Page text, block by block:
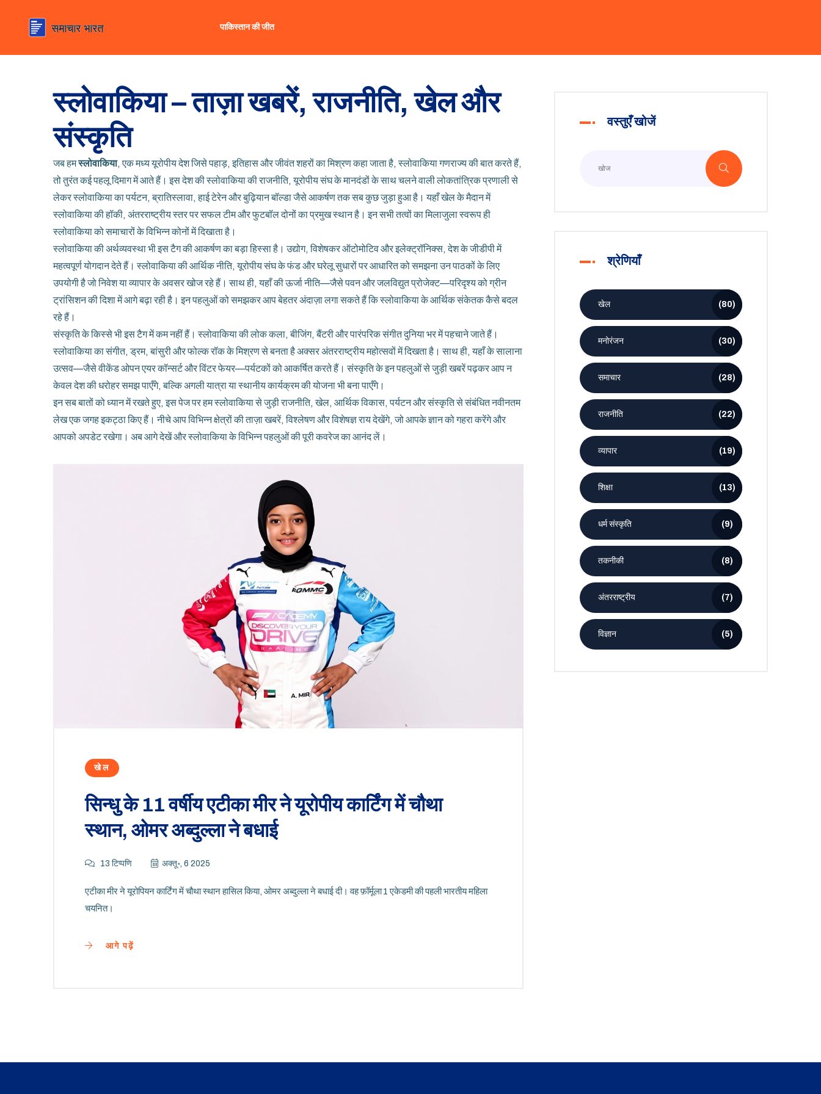
पाकिस्तान की जीत
स्लोवाकिया – ताज़ा खबरें, राजनीति, खेल और
संस्कृति
जब हमस्लोवाकिया,एक मध्य यूरोपीय देश जिसे पहाड़, इतिहास और जीवंत शहरों का मिश्रण कहा जाता है,स्लोवाकिया गणराज्यकी बात करते हैं,
तो तुरंत कई पहलू दिमाग में आते हैं। इस देश कीस्लोवाकिया की राजनीति,यूरोपीय संघ के मानदंडों के साथ चलने वाली लोकतांत्रिक प्रणालीसे
लेकरस्लोवाकिया का पर्यटन,ब्रातिस्लावा, हाई टेरेन और बुढ़ियान बॉल्डा जैसे आकर्षणतक सब कुछ जुड़ा हुआ है। यहाँ खेल के मैदान में
स्लोवाकिया की हॉकी, अंतरराष्ट्रीय स्तर पर सफल टीमऔर फुटबॉल दोनों का प्रमुख स्थान है। इन सभी तत्वों का मिलाजुला स्वरूप ही
स्लोवाकिया को समाचारों के विभिन्न कोनों में दिखाता है।
स्लोवाकिया की अर्थव्यवस्था भी इस टैग की आकर्षण का बड़ा हिस्सा है। उद्योग, विशेषकर ऑटोमोटिव और इलेक्ट्रॉनिक्स, देश के जीडीपी में
महत्वपूर्ण योगदान देते हैं।स्लोवाकिया की आर्थिक नीति,यूरोपीय संघ के फंड और घरेलू सुधारों पर आधारितको समझना उन पाठकों के लिए
उपयोगी है जो निवेश या व्यापार के अवसर खोज रहे हैं। साथ ही, यहाँ की ऊर्जा नीति—जैसे पवन और जलविद्युत प्रोजेक्ट—परिदृश्य को ग्रीन
ट्रांसिशन की दिशा में आगे बढ़ा रही है। इन पहलुओं को समझकर आप बेहतर अंदाज़ा लगा सकते हैं कि स्लोवाकिया के आर्थिक संकेतक कैसे बदल
रहे हैं।
संस्कृति के किस्से भी इस टैग में कम नहीं हैं। स्लोवाकिया की लोक कला, बीजिंग, बैंटरी और पारंपरिक संगीत दुनिया भर में पहचाने जाते हैं।
स्लोवाकिया का संगीत,ड्रम, बांसुरी और फोल्क रॉक के मिश्रण से बनता हैअक्सर अंतरराष्ट्रीय महोत्सवों में दिखता है। साथ ही, यहाँ के सालाना
उत्सव—जैसे वीकेंड ओपन एयर कॉन्सर्ट और विंटर फेयर—पर्यटकों को आकर्षित करते हैं। संस्कृति के इन पहलुओं से जुड़ी खबरें पढ़कर आप न
केवल देश की धरोहर समझ पाएँगे, बल्कि अगली यात्रा या स्थानीय कार्यक्रम की योजना भी बना पाएँगे।
इन सब बातों को ध्यान में रखते हुए, इस पेज पर हम स्लोवाकिया से जुड़ी राजनीति, खेल, आर्थिक विकास, पर्यटन और संस्कृति से संबंधित नवीनतम
लेख एक जगह इकट्ठा किए हैं। नीचे आप विभिन्न क्षेत्रों की ताज़ा खबरें, विश्लेषण और विशेषज्ञ राय देखेंगे, जो आपके ज्ञान को गहरा करेंगे और
आपको अपडेट रखेगा। अब आगे देखें और स्लोवाकिया के विभिन्न पहलुओं की पूरी कवरेज का आनंद लें।
खेल
सिन्धु के 11 वर्षीय एटीका मीर ने यूरोपीय कार्टिंग में चौथा
स्थान, ओमर अब्दुल्ला ने बधाई
13 टिप्पणि अक्तू॰, 6 2025
एटीका मीर ने यूरोपियन कार्टिंग में चौथा स्थान हासिल किया, ओमर अब्दुल्ला ने बधाई दी। वह फ़ॉर्मूला 1 एकेडमी की पहली भारतीय महिला
चयनित।
आगे पढ़ें
वस्तुएँ खोजें
श्रेणियाँ
खेल (80)
मनोरंजन (30)
समाचार (28)
राजनीति (22)
व्यापार (19)
शिक्षा (13)
धर्म संस्कृति (9)
तकनीकी (8)
अंतरराष्ट्रीय (7)
विज्ञान (5)